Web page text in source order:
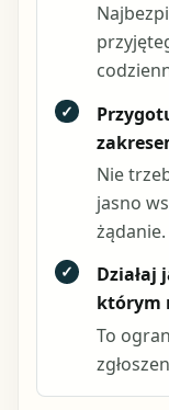
✓
Nie
jasno
żądanie.
✓
Działaj
którym
To